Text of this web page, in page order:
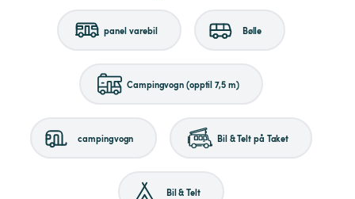
panel varebil Bølle
Campingvogn (opptil 7,5 m)
campingvogn Bil & Telt på Taket
Bil & Telt